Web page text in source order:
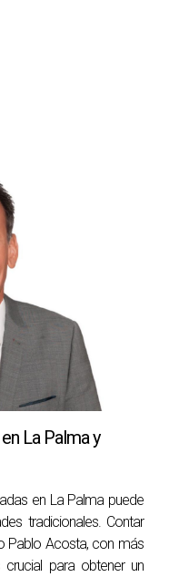
y cuotas para
del alquiler
financieras
para eventos o retiros.
mejor cómo te afecta
situación inmobiliaria.
ayudarte a
del proceso de
La Palma y
en La Palma puede
tradicionales. Contar
Pablo Acosta, con más
para obtener un